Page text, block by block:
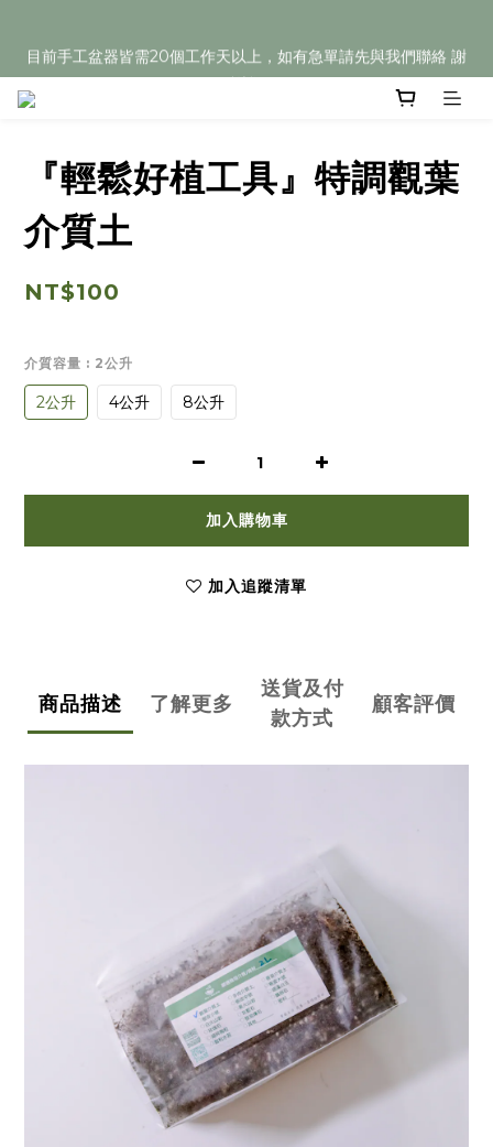
謝您
謝您
『輕鬆好植工具』特調觀葉
介質土
NT$100
介質容量 : 2公升
2公升 4公升 8公升
加入購物車
加入追蹤清單
商品描述 了解更多
送貨及付
款方式
顧客評價